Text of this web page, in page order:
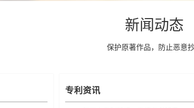
新闻动态
保护原著作品，防止恶意
专利资讯